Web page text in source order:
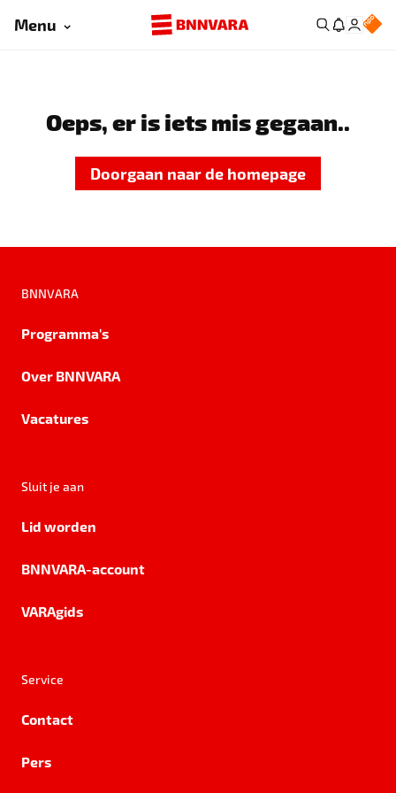
Menu
Oeps, er is iets mis gegaan..
Doorgaan naar de homepage
BNNVARA
Programma's
Over BNNVARA
Vacatures
Sluit je aan
Lid worden
BNNVARA-account
VARAgids
Service
Contact
Pers